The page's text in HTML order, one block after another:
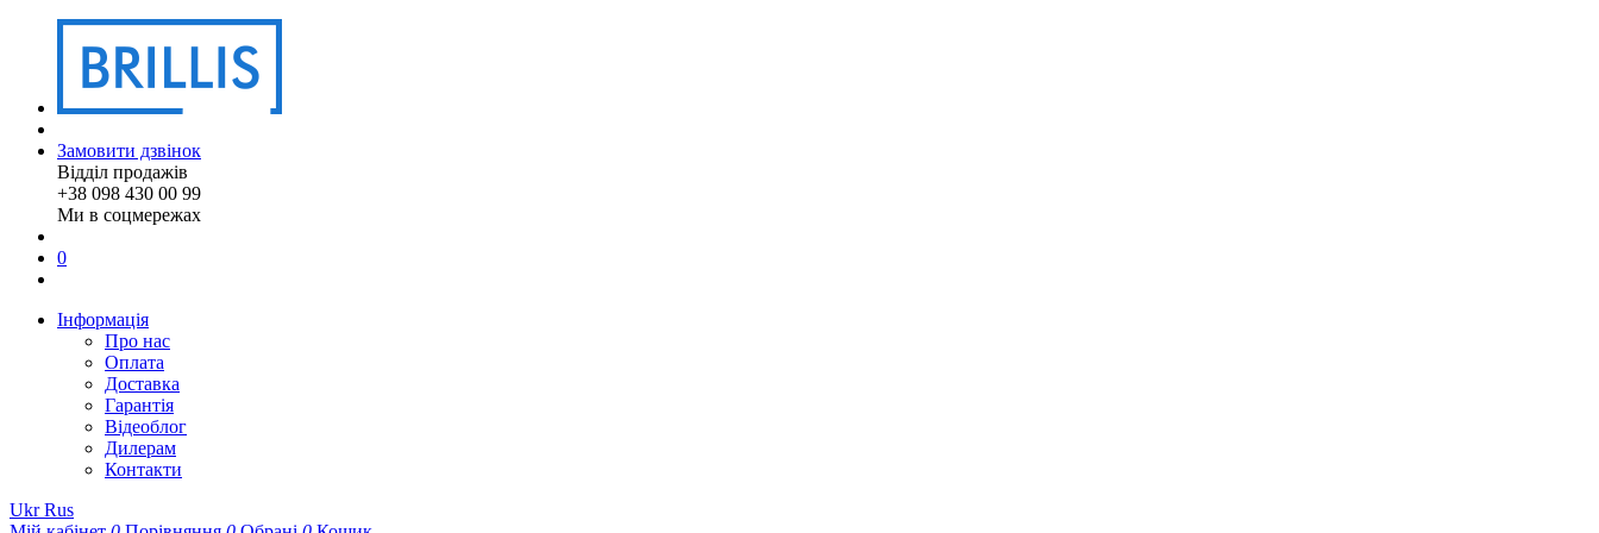
Замовити дзвінок
Відділ продажів
+38 098 430 00 99
Ми в соцмережах
0
Інформація
Про нас
Оплата
Доставка
Гарантія
Відеоблог
Дилерам
Контакти
Ukr Rus